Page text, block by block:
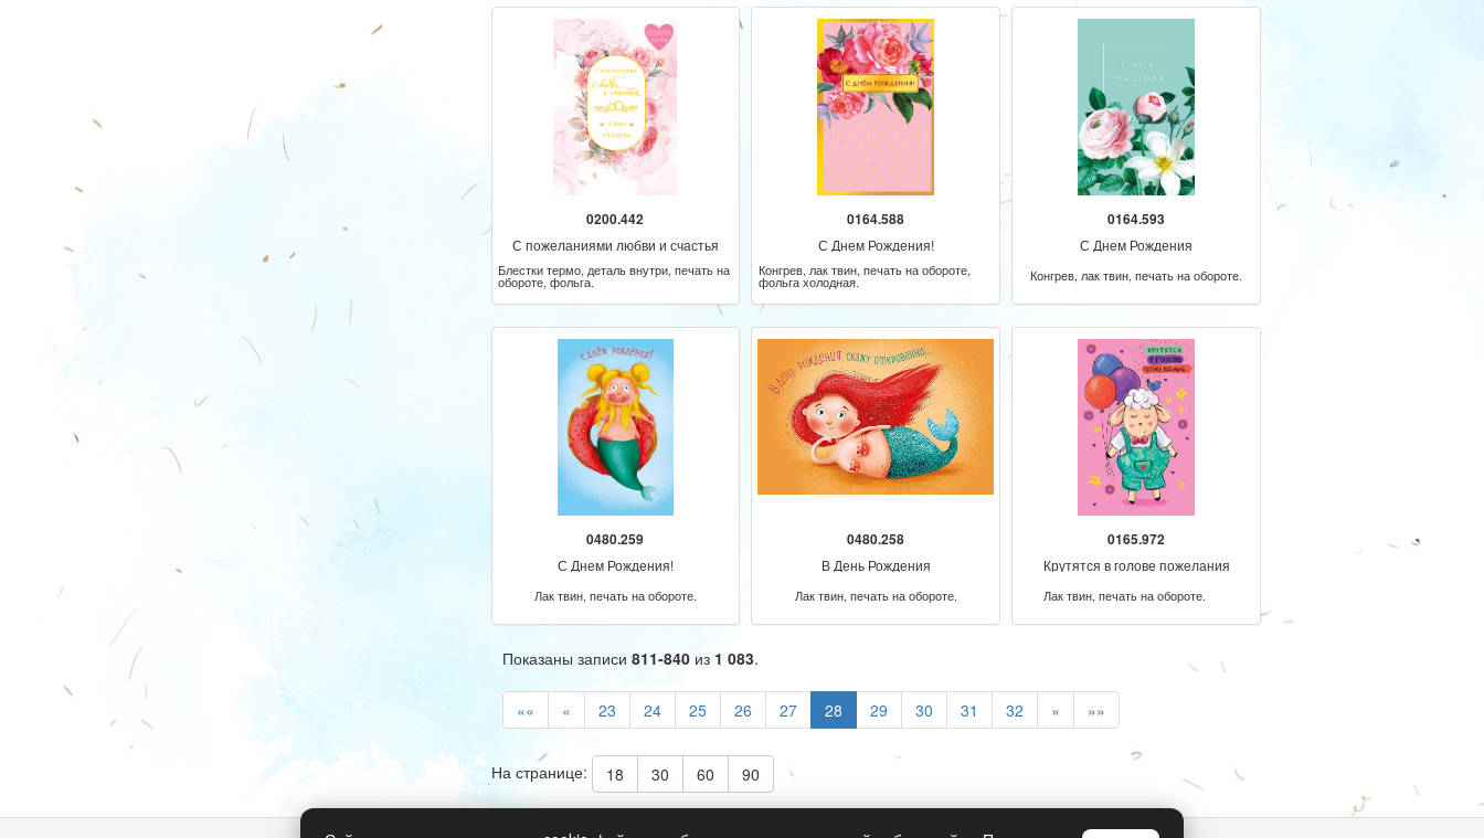
0200.442
С пожеланиями любви и счастья
Блестки термо, деталь внутри, печать на
обороте, фольга.
0164.588
С Днем Рождения!
Конгрев, лак твин, печать на обороте,
фольга холодная.
0164.593
С Днем Рождения
Конгрев, лак твин, печать на обороте.
0480.259
С Днем Рождения!
Лак твин, печать на обороте.
0480.258
В День Рождения
Лак твин, печать на обороте.
0165.972
Крутятся в голове пожелания
Лак твин, печать на обороте.
Показаны записи 811-840из 1 083.
«« « 23 24 25 26 27 28 29 30 31 32 » »»
На странице: 18 30 60 90